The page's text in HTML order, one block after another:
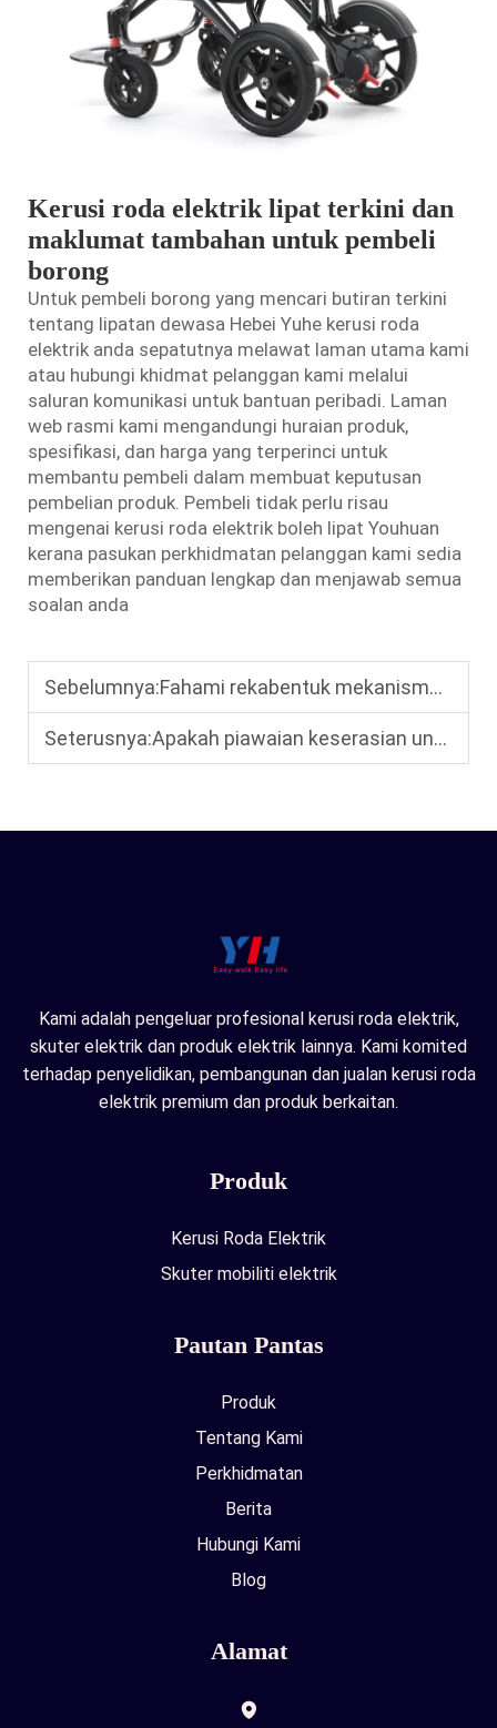
Kerusi roda elektrik lipat terkini dan
maklumat tambahan untuk pembeli
borong
Untuk pembeli borong yang mencari butiran terkini
tentang lipatan dewasa Hebei Yuhe kerusi roda
elektrik anda sepatutnya melawat laman utama kami
atau hubungi khidmat pelanggan kami melalui
saluran komunikasi untuk bantuan peribadi. Laman
web rasmi kami mengandungi huraian produk,
spesifikasi, dan harga yang terperinci untuk
membantu pembeli dalam membuat keputusan
pembelian produk. Pembeli tidak perlu risau
mengenai kerusi roda elektrik boleh lipat Youhuan
kerana pasukan perkhidmatan pelanggan kami sedia
memberikan panduan lengkap dan menjawab semua
soalan anda
Sebelumnya:Fahami rekabentuk mekanisme pelipatan dan prestasi keselamatan kerusi roda elektrik boleh lipat.
Seterusnya:Apakah piawaian keserasian untuk kerusi roda elektrik yang digunakan dalam perjalanan udara?
Kami adalah pengeluar profesional kerusi roda elektrik,
skuter elektrik dan produk elektrik lainnya. Kami komited
terhadap penyelidikan, pembangunan dan jualan kerusi roda
elektrik premium dan produk berkaitan.
Produk
Kerusi Roda Elektrik
Skuter mobiliti elektrik
Pautan Pantas
Produk
Tentang Kami
Perkhidmatan
Berita
Hubungi Kami
Blog
Alamat